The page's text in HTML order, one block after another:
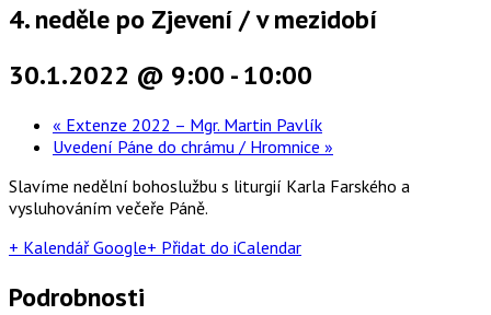
4. neděle po Zjevení / v mezidobí
30.1.2022 @ 9:00 -10:00
« Extenze 2022 – Mgr. Martin Pavlík
Uvedení Páne do chrámu / Hromnice »
Slavíme nedělní bohoslužbu s liturgií Karla Farského a
vysluhováním večeře Páně.
+ Kalendář Google+ Přidat do iCalendar
Podrobnosti